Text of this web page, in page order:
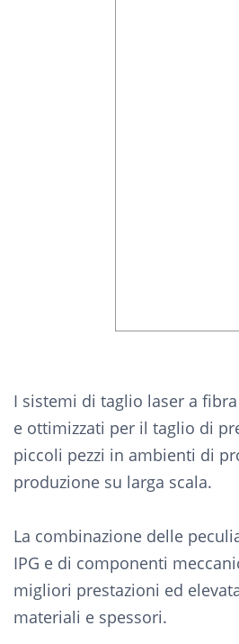
I sistemi di taglio laser a
e ottimizzati per il taglio di
piccoli pezzi in ambienti di
produzione su larga scala.
La combinazione delle
IPG e di componenti
migliori prestazioni ed
materiali e spessori.